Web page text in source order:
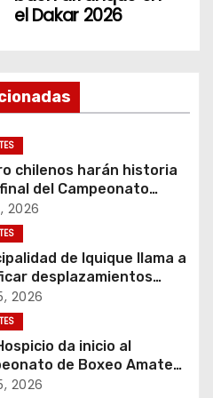
el Dakar 2026
chilenos harán historia
del Campeonato
de Motocross más
del mundo
2026
de Iquique llama a
desplazamientos
Iquique 5150 Triathlon
2026
da inicio al
de Boxeo Amateur
Guantes de Oro
2026